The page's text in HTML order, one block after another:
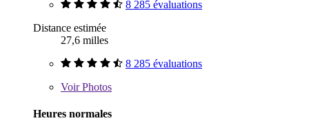
8 285 évaluations
Distance estimée
27,6 milles
8 285 évaluations
VoirPhotos
Heures normales